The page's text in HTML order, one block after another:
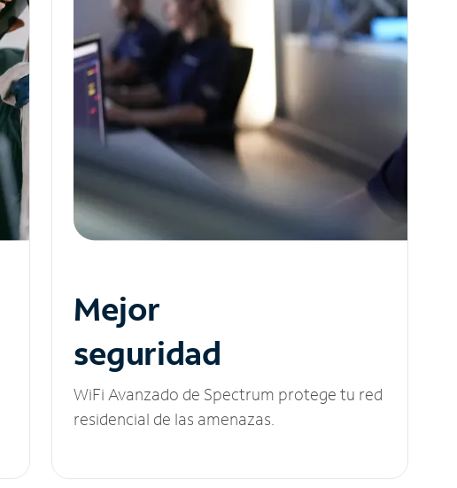
Mejor
seguridad
WiFi Avanzado de Spectrum protege tu red
residencial de las amenazas.